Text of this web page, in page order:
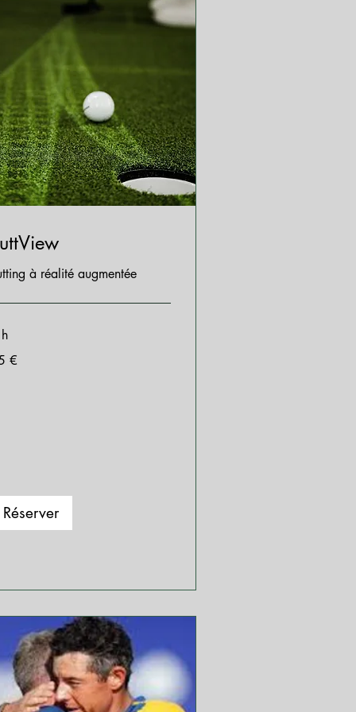
à réalité augmentée
€
Réserver